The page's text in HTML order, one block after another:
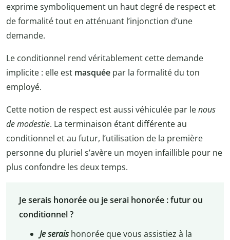
exprime symboliquement un haut degré de respect et
de formalité tout en atténuant l’injonction d’une
demande.
Le conditionnel rend véritablement cette demande
implicite : elle est masquée par la formalité du ton
employé.
Cette notion de respect est aussi véhiculée par lenous
de modestie. La terminaison étant différente au
conditionnel et au futur, l’utilisation de la première
personne du pluriel s’avère un moyen infaillible pour ne
plus confondre les deux temps.
Je serais honorée ou je serai honorée : futur ou
conditionnel ?
Je seraishonorée que vous assistiez à la